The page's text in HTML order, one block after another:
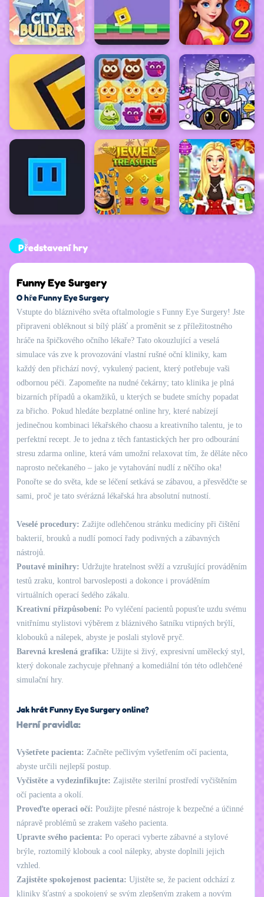
Představení hry
Funny Eye Surgery
O hře Funny Eye Surgery
Vstupte do bláznivého světa oftalmologie s Funny Eye Surgery! Jste
připraveni obléknout si bílý plášť a proměnit se z příležitostného
hráče na špičkového očního lékaře? Tato okouzlující a veselá
simulace vás zve k provozování vlastní rušné oční kliniky, kam
každý den přichází nový, vykulený pacient, který potřebuje vaši
odbornou péči. Zapomeňte na nudné čekárny; tato klinika je plná
bizarních případů a okamžiků, u kterých se budete smíchy popadat
za břicho. Pokud hledáte bezplatné online hry, které nabízejí
jedinečnou kombinaci lékařského chaosu a kreativního talentu, je to
perfektní recept. Je to jedna z těch fantastických her pro odbourání
stresu zdarma online, která vám umožní relaxovat tím, že děláte něco
naprosto nečekaného – jako je vytahování nudlí z něčího oka!
Ponořte se do světa, kde se léčení setkává se zábavou, a přesvědčte se
sami, proč je tato svérázná lékařská hra absolutní nutností.
Veselé procedury: Zažijte odlehčenou stránku medicíny při čištění
bakterií, brouků a nudlí pomocí řady podivných a zábavných
nástrojů.
Poutavé minihry: Udržujte hratelnost svěží a vzrušující prováděním
testů zraku, kontrol barvosleposti a dokonce i prováděním
virtuálních operací šedého zákalu.
Kreativní přizpůsobení: Po vyléčení pacientů popusťte uzdu svému
vnitřnímu stylistovi výběrem z bláznivého šatníku vtipných brýlí,
klobouků a nálepek, abyste je poslali stylově pryč.
Barevná kreslená grafika: Užijte si živý, expresivní umělecký styl,
který dokonale zachycuje přehnaný a komediální tón této odlehčené
simulační hry.
Jak hrát Funny Eye Surgery online?
Herní pravidla:
Vyšetřete pacienta: Začněte pečlivým vyšetřením očí pacienta,
abyste určili nejlepší postup.
Vyčistěte a vydezinfikujte: Zajistěte sterilní prostředí vyčištěním
očí pacienta a okolí.
Proveďte operaci očí: Použijte přesné nástroje k bezpečné a účinné
nápravě problémů se zrakem vašeho pacienta.
Upravte svého pacienta: Po operaci vyberte zábavné a stylové
brýle, roztomilý klobouk a cool nálepky, abyste doplnili jejich
vzhled.
Zajistěte spokojenost pacienta: Ujistěte se, že pacient odchází z
kliniky šťastný a spokojený se svým zlepšeným zrakem a novým